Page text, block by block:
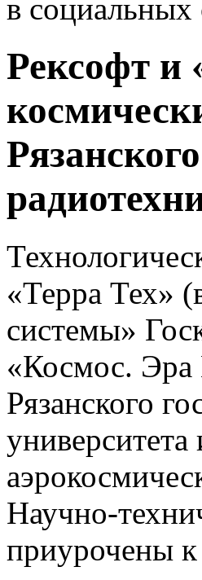
в социальных
Рексофт и
«Терра Тех»
системы»
«Космос. Эра
Рязанского
Научно-
приурочены